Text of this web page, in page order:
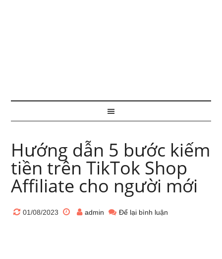
Hướng dẫn 5 bước kiếm
tiền trên TikTok Shop
Affiliate cho người mới
01/08/2023 admin Để lại bình luận